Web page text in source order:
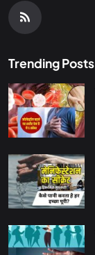
Trending Posts